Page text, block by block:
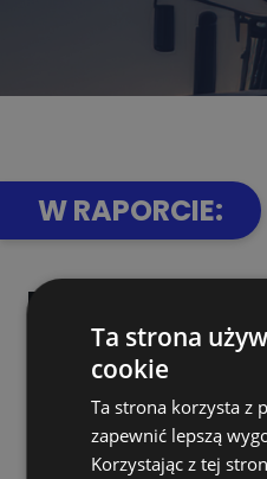
W RAPORCIE:
Czy w Europie
Gdzie
JakZielony Ład
Ta strona
cookie
Ta strona korzysta z
zapewnić lepszą
Korzystając z tej